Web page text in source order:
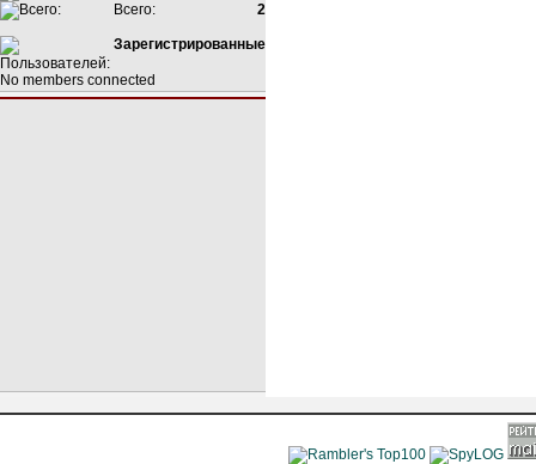
Всего:
2
Зарегистрированные
No members connected